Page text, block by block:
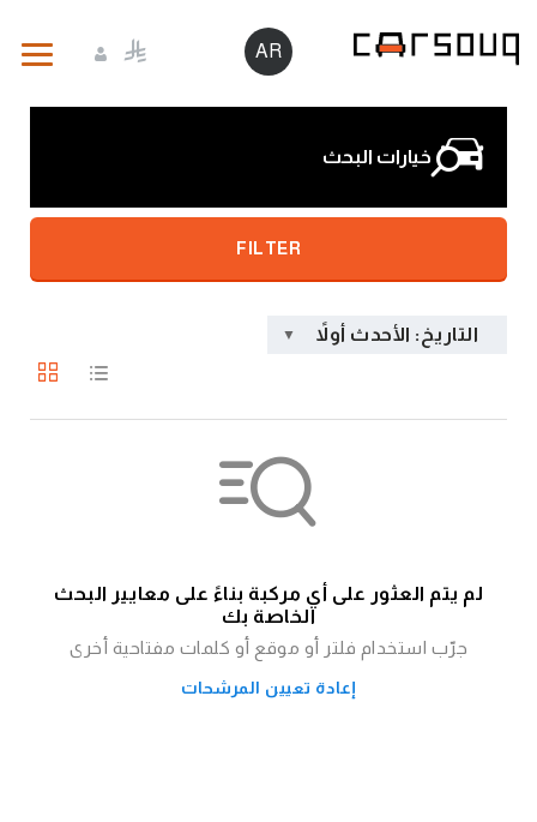
AR
خيارات البحث
FILTER
التاريخ: الأحدث أولاً
لم يتم العثور على أي مركبة بناءً على معايير البحث
الخاصة بك
جرّب استخدام فلتر أو موقع أو كلمات مفتاحية أخرى
إعادة تعيين المرشحات